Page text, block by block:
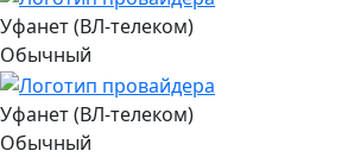
Уфанет (ВЛ-телеком)
Обычный
Уфанет (ВЛ-телеком)
Обычный